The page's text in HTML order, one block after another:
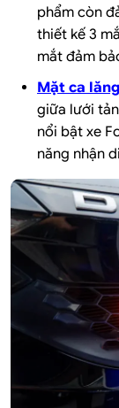
phẩm còn
thiết kế 3
mắt đảm
Mặt ca
giữa lưới
nổi bật xe
năng nhận